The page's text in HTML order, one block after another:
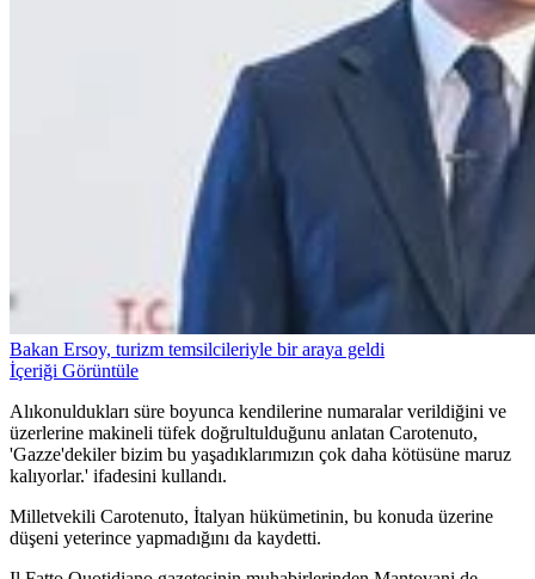
Bakan Ersoy, turizm temsilcileriyle bir araya geldi
İçeriği Görüntüle
Alıkonuldukları süre boyunca kendilerine numaralar verildiğini ve
üzerlerine makineli tüfek doğrultulduğunu anlatan Carotenuto,
'Gazze'dekiler bizim bu yaşadıklarımızın çok daha kötüsüne maruz
kalıyorlar.' ifadesini kullandı.
Milletvekili Carotenuto, İtalyan hükümetinin, bu konuda üzerine
düşeni yeterince yapmadığını da kaydetti.